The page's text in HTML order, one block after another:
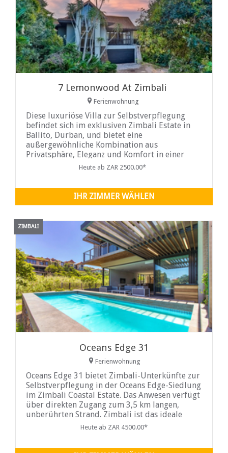
7 Lemonwood At Zimbali
Ferienwohnung
Diese luxuriöse Villa zur Selbstverpflegung
befindet sich im exklusiven Zimbali Estate in
Ballito, Durban, und bietet eine
außergewöhnliche Kombination aus
Privatsphäre, Eleganz und Komfort in einer
der begehrtesten Küstenanlagen von KwaZulu-
Wahrzeichen der Region, das für seine
unberührte Küste
Heute ab ZAR 2500.00*
IHR ZIMMER WÄHLEN
ZIMBALI
Oceans Edge 31
Ferienwohnung
Oceans Edge 31 bietet Zimbali-Unterkünfte zur
Selbstverpflegung in der Oceans Edge-Siedlung
im Zimbali Coastal Estate. Das Anwesen verfügt
über direkten Zugang zum 3,5 km langen,
unberührten Strand. Zimbali ist das ideale
Urlaubsziel für Familien und bietet
Heute ab ZAR 4500.00*